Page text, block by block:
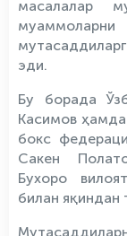
масалалар
эди.
Бу борада
Касимов
бокс
Сакен
Бухоро
билан